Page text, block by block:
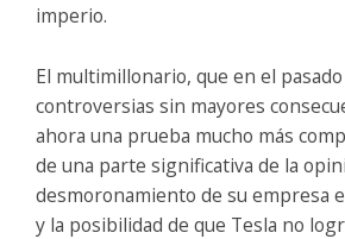
imperio.
El multimillonario, que en el
controversias sin mayores
ahora una prueba mucho más
de una parte significativa de la
desmoronamiento de su empresa
y la posibilidad de que Tesla no